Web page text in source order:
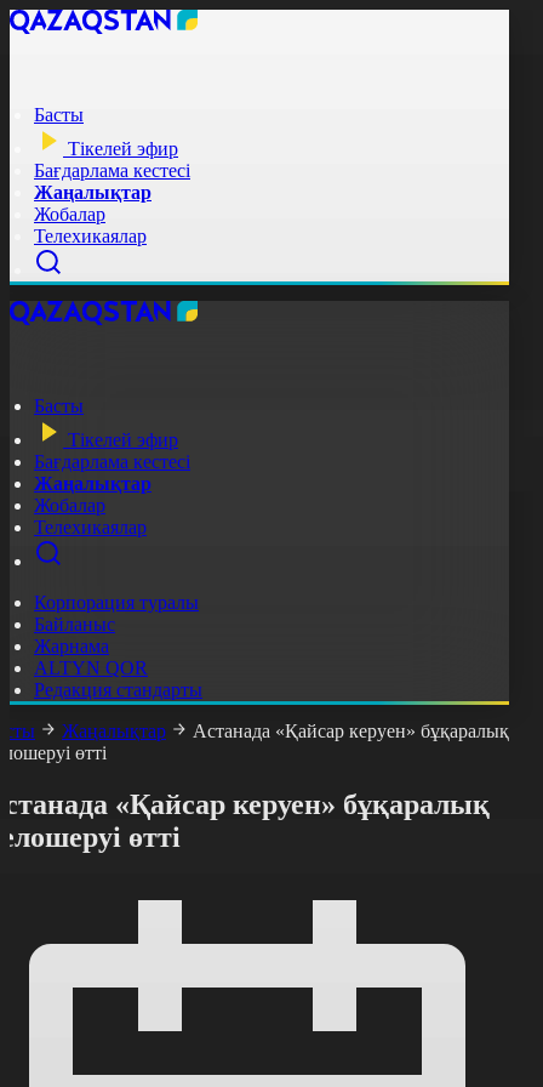
Басты
Тікелей эфир
Бағдарлама кестесі
Жаңалықтар
Жобалар
Телехикаялар
Басты
Тікелей эфир
Бағдарлама кестесі
Жаңалықтар
Жобалар
Телехикаялар
Корпорация туралы
Байланыс
Жарнама
ALTYN QOR
Редакция стандарты
Жаңалықтар
Астанада «Қайсар керуен» бұқаралық
өтті
«Қайсар керуен» бұқаралық
өтті